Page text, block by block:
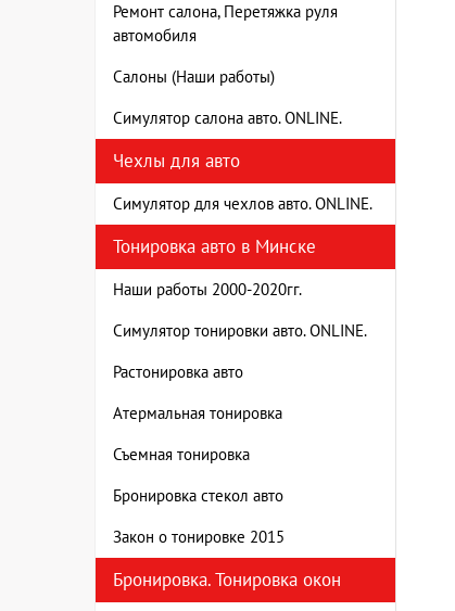
Ремонт салона, Перетяжка руля
автомобиля
Салоны (Наши работы)
Симулятор салона авто. ONLINE.
Чехлы для авто
Симулятор для чехлов авто. ONLINE.
Тонировка авто в Минске
Наши работы 2000-2020гг.
Симулятор тонировки авто. ONLINE.
Растонировка авто
Атермальная тонировка
Съемная тонировка
Бронировка стекол авто
Закон о тонировке 2015
Бронировка. Тонировка окон